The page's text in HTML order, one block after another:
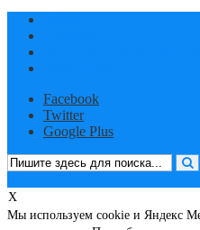
Facebook
Twitter
Google Plus
X
Мы используем cookie и Яндекс